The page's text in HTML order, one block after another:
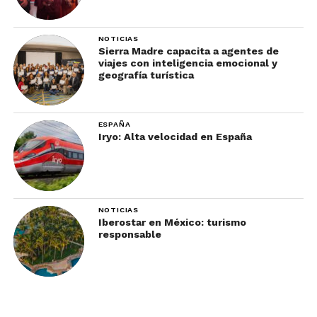
emblema de la grandeza humana o se convertirá
en una lección sobre los peligros del turismo
desmedido.
NOTICIAS
Sierra Madre capacita a agentes de
viajes con inteligencia emocional y
geografía turística
ESPAÑA
Iryo: Alta velocidad en España
NOTICIAS
Iberostar en México: turismo
responsable